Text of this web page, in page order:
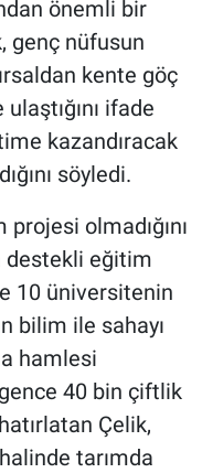
önemli bir
genç nüfusun
kente göç
ifade
kazandıracak
söyledi.
olmadığını
destekli eğitim
10 üniversitenin
bilim ile sahayı
hamlesi
40 bin çiftlik
Çelik,
tarımda